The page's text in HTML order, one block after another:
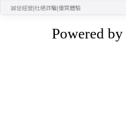
誠信經營|杜絕詐騙|優質體驗
Powered by